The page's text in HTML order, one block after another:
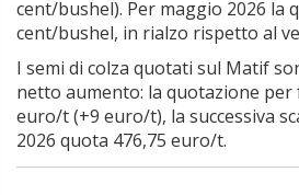
cent/bushel). Per maggio 2026 la
cent/bushel, in rialzo rispetto al
I semi di colza quotati sul Matif
netto aumento: la quotazione per
euro/t (+9 euro/t), la successiva
2026 quota 476,75 euro/t.